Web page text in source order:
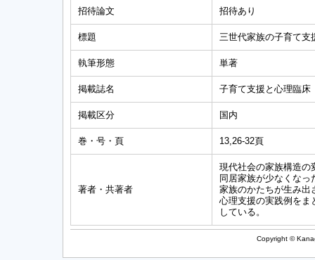
招待論文 招待あり
標題 三世代家族の子育て支
執筆形態 単著
掲載誌名 子育て支援と心理臨床
掲載区分 国内
巻・号・頁 13,26-32頁
著者・共著者
現代社会の家族構造の
同居家族が少なくな
家族のかたちが生み出
心理支援の実践例をま
している。
Copyright ©